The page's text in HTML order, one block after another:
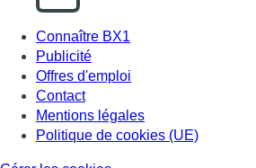
Connaître BX1
Publicité
Offres d'emploi
Contact
Mentions légales
Politique de cookies (UE)